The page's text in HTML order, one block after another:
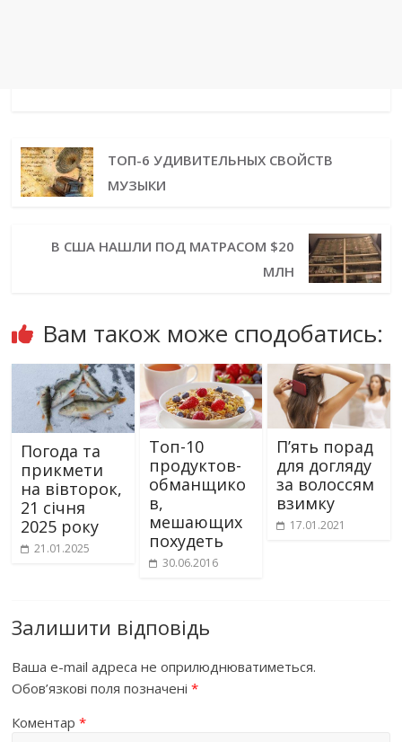
ТОП-6 УДИВИТЕЛЬНЫХ СВОЙСТВ
МУЗЫКИ
В США НАШЛИ ПОД МАТРАСОМ $20
МЛН
Вам також може сподобатись:
Погода та
прикмети
на вівторок,
21 січня
2025 року
21.01.2025
Топ-10
продуктов-
обманщико
в,
мешающих
похудеть
30.06.2016
П’ять порад
для догляду
за волоссям
взимку
17.01.2021
Залишити відповідь
Ваша e-mail адреса не оприлюднюватиметься.
Обов’язкові поля позначені*
Коментар*